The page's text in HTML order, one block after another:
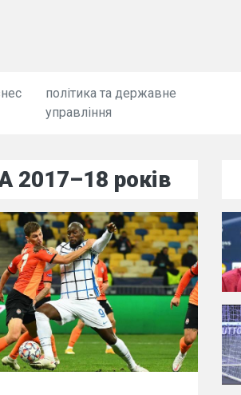
політика та державне
управління
2017–18 років